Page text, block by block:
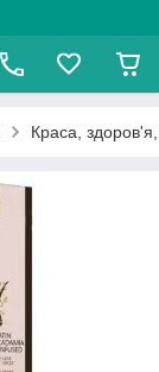
Краса,